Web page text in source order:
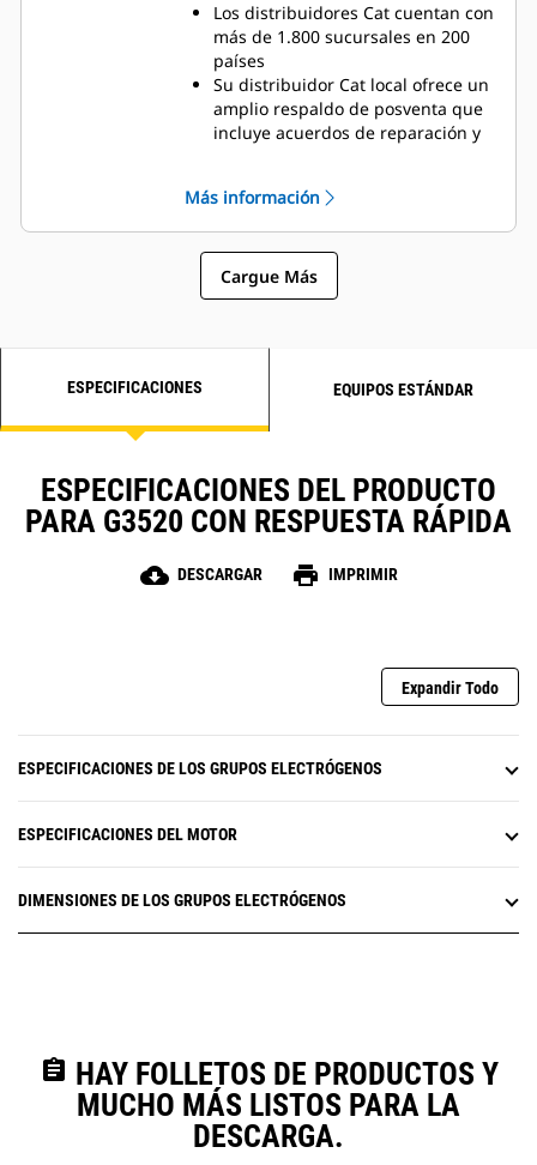
Los distribuidores Cat cuentan con
más de 1.800 sucursales en 200
países
Su distribuidor Cat local ofrece un
amplio respaldo de posventa que
incluye acuerdos de reparación y
Más información
Cargue Más
ESPECIFICACIONES EQUIPOS ESTÁNDAR
ESPECIFICACIONES DEL PRODUCTO
PARA G3520 CON RESPUESTA RÁPIDA
cloud_download DESCARGAR print IMPRIMIR
Expandir Todo
ESPECIFICACIONES DE LOS GRUPOS ELECTRÓGENOS
ESPECIFICACIONES DEL MOTOR
DIMENSIONES DE LOS GRUPOS ELECTRÓGENOS
assignment HAY FOLLETOS DE PRODUCTOS Y
MUCHO MÁS LISTOS PARA LA
DESCARGA.